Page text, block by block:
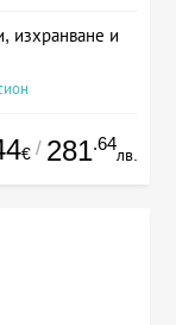
изхранване и
€ / 281.64
лв.